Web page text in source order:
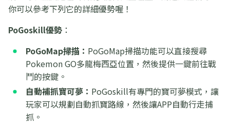
你可以參考下列它的詳細優勢喔！
PoGoskill優勢 ：
PoGoMap掃描： PoGoMap掃描功能可以直接搜尋
Pokemon GO多龍梅西亞位置，然後提供一鍵前往戰
鬥的按鍵。
自動補抓寶可夢： PoGoskill有專門的寶可夢模式，讓
玩家可以規劃自動抓寶路線，然後讓APP自動行走捕
抓。